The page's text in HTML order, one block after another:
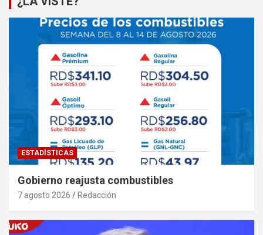
ESTADÍSTICAS
Gobierno reajusta combustibles
7 agosto 2026 Redacción